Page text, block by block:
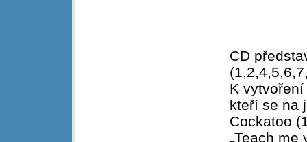
CD
K
kteří se na
Cockatoo
„Teach me